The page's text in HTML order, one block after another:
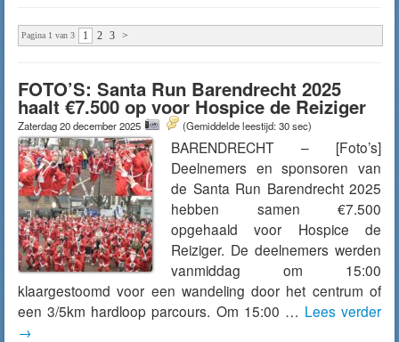
Pagina 1 van 3 1 2 3 >
FOTO’S: Santa Run Barendrecht 2025
haalt €7.500 op voor Hospice de Reiziger
Zaterdag 20 december 2025 (Gemiddelde leestijd: 30 sec)
BARENDRECHT – [Foto’s]
Deelnemers en sponsoren van
de Santa Run Barendrecht 2025
hebben samen €7.500
opgehaald voor Hospice de
Reiziger. De deelnemers werden
vanmiddag om 15:00
klaargestoomd voor een wandeling door het centrum of
een 3/5km hardloop parcours. Om 15:00 … Lees verder
→